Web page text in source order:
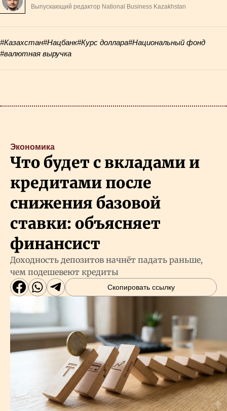
Выпускающий редактор National Business Kazakhstan
#Казахстан#Нацбанк#Курс доллара#Национальный фонд
#валютная выручка
Экономика
Что будет с вкладами и
кредитами после
снижения базовой
ставки: объясняет
финансист
Доходность депозитов начнёт падать раньше,
чем подешевеют кредиты
Скопировать ссылку